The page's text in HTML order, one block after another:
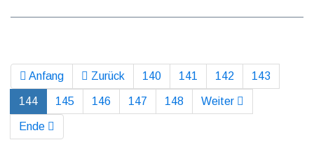
Anfang Zurück 140 141 142 143
144 145 146 147 148 Weiter
Ende